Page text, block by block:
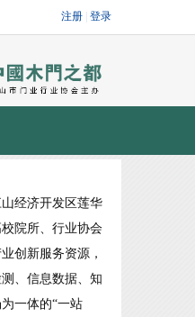
经济开发区莲华
院所、行业协会
创新服务资源，
、信息数据、知
一体的“一站